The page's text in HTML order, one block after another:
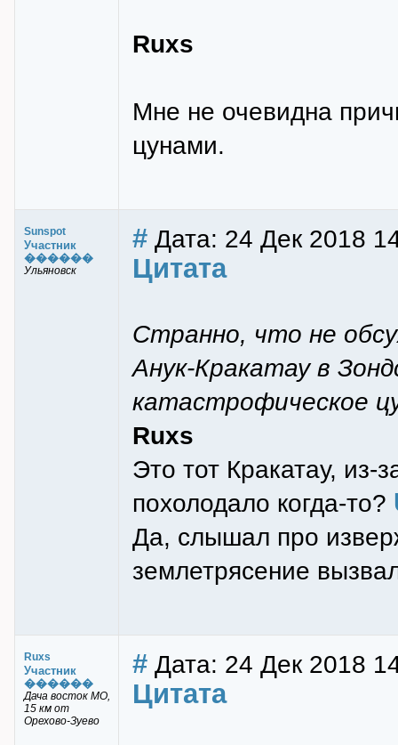
Ruxs
Мне не очевидна
цунами.
Sunspot
Участник
������
Ульяновск
# Дата: 24 Дек 2018
Цитата
Странно, что не
Анук-Кракатау в
катастрофическое
Ruxs
Это тот Кракатау, из-
похолодало когда-то?
Да, слышал про
землетрясение
Ruxs
Участник
������
Дача восток МО,
15 км от
Орехово-Зуево
# Дата: 24 Дек 2018
Цитата